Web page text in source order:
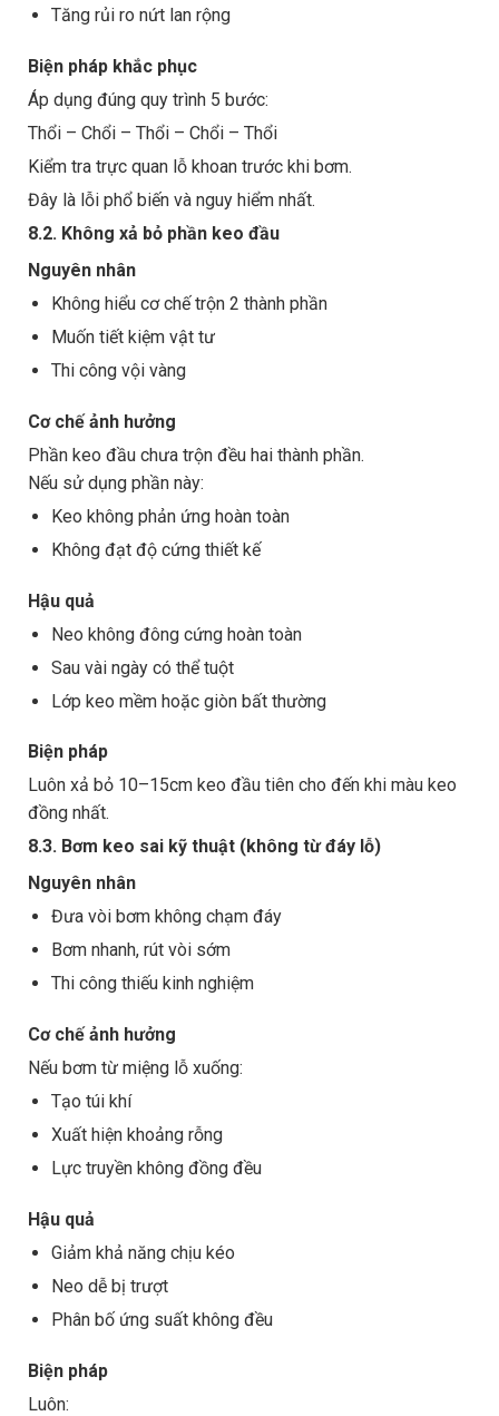
Tăng rủi ro nứt lan rộng
Biện pháp khắc phục
Áp dụng đúng quy trình 5 bước:
Thổi – Chổi – Thổi – Chổi – Thổi
Kiểm tra trực quan lỗ khoan trước khi bơm.
Đây là lỗi phổ biến và nguy hiểm nhất.
8.2. Không xả bỏ phần keo đầu
Nguyên nhân
Không hiểu cơ chế trộn 2 thành phần
Muốn tiết kiệm vật tư
Thi công vội vàng
Cơ chế ảnh hưởng
Phần keo đầu chưa trộn đều hai thành phần.
Nếu sử dụng phần này:
Keo không phản ứng hoàn toàn
Không đạt độ cứng thiết kế
Hậu quả
Neo không đông cứng hoàn toàn
Sau vài ngày có thể tuột
Lớp keo mềm hoặc giòn bất thường
Biện pháp
Luôn xả bỏ 10–15cm keo đầu tiên cho đến khi màu keo
đồng nhất.
8.3. Bơm keo sai kỹ thuật (không từ đáy lỗ)
Nguyên nhân
Đưa vòi bơm không chạm đáy
Bơm nhanh, rút vòi sớm
Thi công thiếu kinh nghiệm
Cơ chế ảnh hưởng
Nếu bơm từ miệng lỗ xuống:
Tạo túi khí
Xuất hiện khoảng rỗng
Lực truyền không đồng đều
Hậu quả
Giảm khả năng chịu kéo
Neo dễ bị trượt
Phân bố ứng suất không đều
Biện pháp
Luôn: